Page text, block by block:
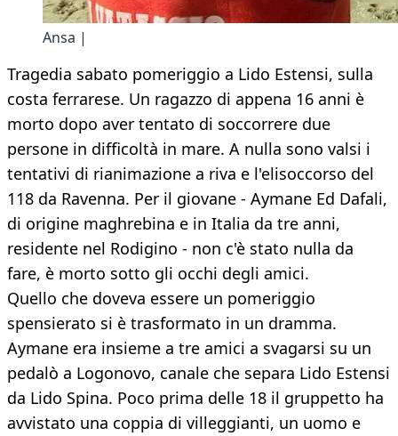
Ansa |
Tragedia sabato pomeriggio a Lido Estensi, sulla
costa ferrarese. Un ragazzo di appena 16 anni è
morto dopo aver tentato di soccorrere due
persone in difficoltà in mare. A nulla sono valsi i
tentativi di rianimazione a riva e l'elisoccorso del
118 da Ravenna. Per il giovane - Aymane Ed Dafali,
di origine maghrebina e in Italia da tre anni,
residente nel Rodigino - non c'è stato nulla da
fare, è morto sotto gli occhi degli amici.
Quello che doveva essere un pomeriggio
spensierato si è trasformato in un dramma.
Aymane era insieme a tre amici a svagarsi su un
pedalò a Logonovo, canale che separa Lido Estensi
da Lido Spina. Poco prima delle 18 il gruppetto ha
avvistato una coppia di villeggianti, un uomo e